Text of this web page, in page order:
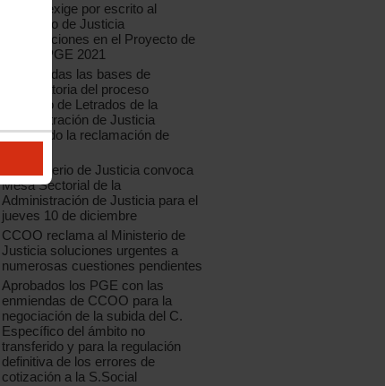
CCOO exige por escrito al
Ministerio de Justicia
modificaciones en el Proyecto de
Ley de PGE 2021
Modificadas las bases de
convocatoria del proceso
selectivo de Letrados de la
Administración de Justicia
aceptando la reclamación de
El Ministerio de Justicia convoca
Mesa Sectorial de la
Administración de Justicia para el
jueves 10 de diciembre
CCOO reclama al Ministerio de
Justicia soluciones urgentes a
numerosas cuestiones pendientes
Aprobados los PGE con las
enmiendas de CCOO para la
negociación de la subida del C.
Específico del ámbito no
transferido y para la regulación
definitiva de los errores de
cotización a la S.Social